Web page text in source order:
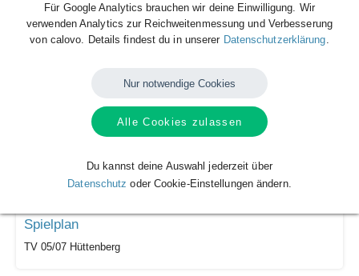
GWD Minden
Spielplan
TV 05/07 Hüttenberg
Für Google Analytics brauchen wir deine Einwilligung. Wir
verwenden Analytics zur Reichweitenmessung und Verbesserung
von calovo. Details findest du in unserer Datenschutzerklärung
Nur notwendige Cookies
Alle Cookies zulassen
Du kannst deine Auswahl jederzeit über
Datenschutz oder Cookie-Einstellungen ändern.